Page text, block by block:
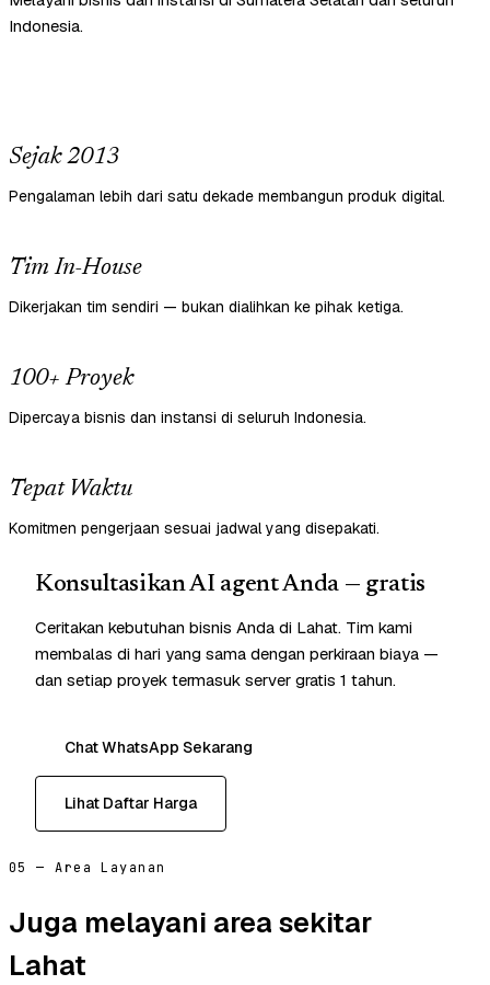
Indonesia.
Sejak 2013
Pengalaman lebih dari satu dekade membangun produk digital.
Tim In-House
Dikerjakan tim sendiri — bukan dialihkan ke pihak ketiga.
100+ Proyek
Dipercaya bisnis dan instansi di seluruh Indonesia.
Tepat Waktu
Komitmen pengerjaan sesuai jadwal yang disepakati.
Konsultasikan AI agent Anda — gratis
Ceritakan kebutuhan bisnis Anda di Lahat. Tim kami
membalas di hari yang sama dengan perkiraan biaya —
dan setiap proyek termasuk server gratis 1 tahun.
Chat WhatsApp Sekarang
Lihat Daftar Harga
05 — Area Layanan
Juga melayani area sekitar
Lahat